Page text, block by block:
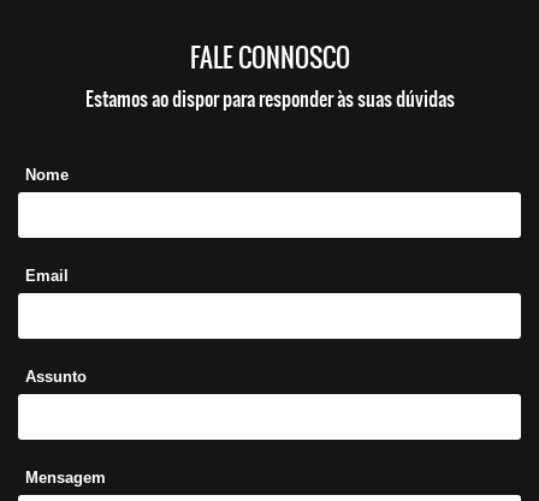
FALE CONNOSCO
Estamos ao dispor para responder às suas dúvidas
Nome
Email
Assunto
Mensagem